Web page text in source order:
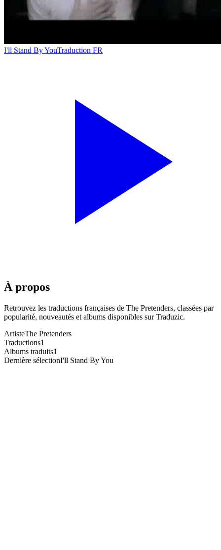
I'll Stand By YouTraduction FR
À propos
Retrouvez les traductions françaises de The Pretenders, classées par
popularité, nouveautés et albums disponibles sur Traduzic.
ArtisteThe Pretenders
Traductions1
Albums traduits1
Dernière sélectionI'll Stand By You